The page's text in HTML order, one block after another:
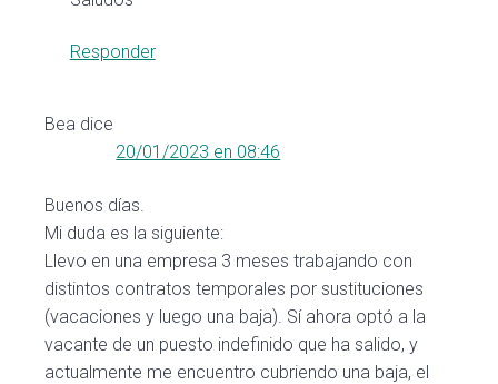
Responder
Bea dice
20/01/2023 en 08:46
Buenos días.
Mi duda es la siguiente:
Llevo en una empresa 3 meses trabajando con
distintos contratos temporales por sustituciones
(vacaciones y luego una baja). Sí ahora optó a la
vacante de un puesto indefinido que ha salido, y
actualmente me encuentro cubriendo una baja, el